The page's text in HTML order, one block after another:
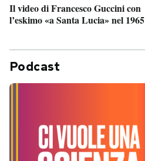
Il video di Francesco Guccini con
l’eskimo «a Santa Lucia» nel 1965
Podcast